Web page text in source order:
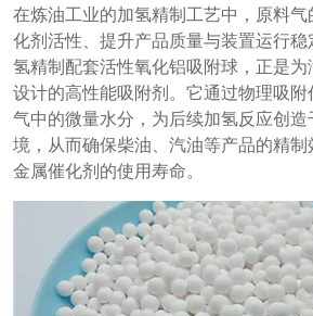
在炼油工业的加氢精制工艺中，原料
化剂活性、提升产品质量与装置运行
氢精制配套活性氧化铝吸附球，正是
设计的高性能吸附剂。它通过物理吸
气中的微量水分，为后续加氢反应创
境，从而确保柴油、汽油等产品的精
金属催化剂的使用寿命。